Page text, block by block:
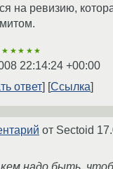
на ревизию,
★★★★★
22:14:24 +00:00
ответ
Ссылка
от Sectoid